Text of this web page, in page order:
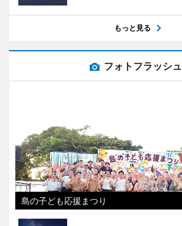
もっと見る
フォトフラッシュ
島の子ども応援まつり